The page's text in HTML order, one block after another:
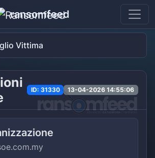
ransomfeed
Vittima
ID: 31330 13-04-2026 14:55:06